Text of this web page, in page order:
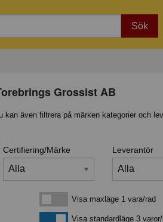
Sök
Grossist AB
även filtrera på märken kategorier och
Certifiering/Märke Leverantör
Visa maxläge 1 vara/rad
Visa maxläge 1 vara/rad
Visa standardlägeVisa standardläge 3 varor/